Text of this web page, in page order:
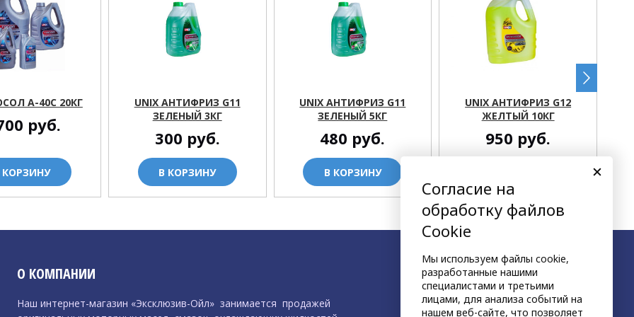
А-40C 20КГ
руб.
КОРЗИНУ
UNIX АНТИФРИЗ G11
ЗЕЛЕНЫЙ 3КГ
300 руб.
В КОРЗИНУ
UNIX АНТИФРИЗ G11
ЗЕЛЕНЫЙ 5КГ
480 руб.
В КОРЗИНУ
UNIX АНТИФРИЗ G12
ЖЕЛТЫЙ 10КГ
950 руб.
О КОМПАНИИ
Наш интернет-магазин «Эксклюзив-Ойл» занимается продажей
Согласие на
обработку файлов
Cookie
Мы используем файлы cookie,
разработанные нашими
специалистами и третьими
лицами, для анализа событий на
нашем веб-сайте, что позволяет